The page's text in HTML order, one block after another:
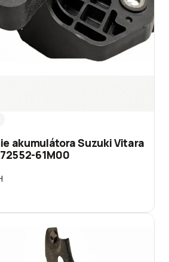
akumulátora Suzuki Vitara
61M00